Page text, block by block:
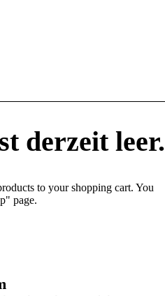
derzeit leer.
to your shopping cart. You
page.